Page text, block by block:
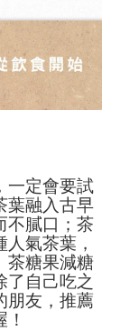
一定會要試
葉融入古早
不膩口；茶
氣茶葉，
茶糖果減糖
了自己吃之
朋友，推薦